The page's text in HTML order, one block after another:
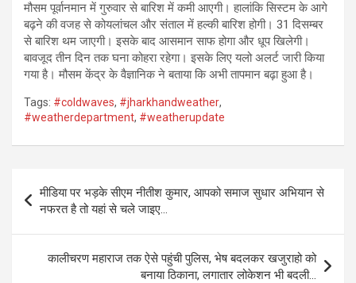
मौसम पूर्वानमान में गुरुवार से बारिश में कमी आएगी। हालांकि सिस्टम के आगे
बढ़ने की वजह से कोयलांचल और संताल में हल्की बारिश होगी। 31 दिसम्बर
से बारिश थम जाएगी। इसके बाद आसमान साफ होगा और धूप खिलेगी।
बावजूद तीन दिन तक घना कोहरा रहेगा। इसके लिए यलो अलर्ट जारी किया
गया है। मौसम केंद्र के वैज्ञानिक ने बताया कि अभी तापमान बढ़ा हुआ है।
Tags: #coldwaves, #jharkhandweather,
#weatherdepartment, #weatherupdate
Post
navigation
मीडिया पर भड़के सीएम नीतीश कुमार, आपको समाज सुधार अभियान से
नफरत है तो यहां से चले जाइए…
कालीचरण महाराज तक ऐसे पहुंची पुलिस, भेष बदलकर खजुराहो को
बनाया ठिकाना, लगातार लोकेशन भी बदली…